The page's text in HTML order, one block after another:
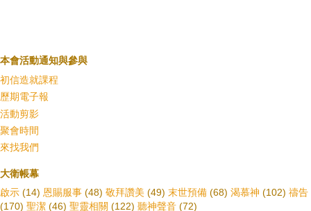
本會活動通知與參與
初信造就課程
歷期電子報
活動剪影
聚會時間
來找我們
大衛帳幕
啟示 (14) 恩賜服事 (48) 敬拜讚美 (49) 末世預備 (68) 渴慕神 (102) 禱告
(170) 聖潔 (46) 聖靈相關 (122) 聽神聲音 (72)